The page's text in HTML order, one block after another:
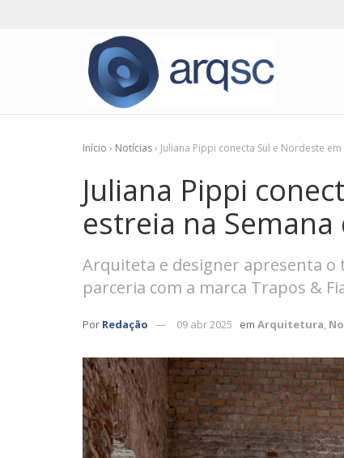
Início › Notícias› Juliana Pippi conecta Sul e Nordeste
Juliana Pippi
estreia na
Arquiteta e designer apresenta o
parceria com a marca Trapos &
Por Redação 09 abr 2025 em Arquitetura